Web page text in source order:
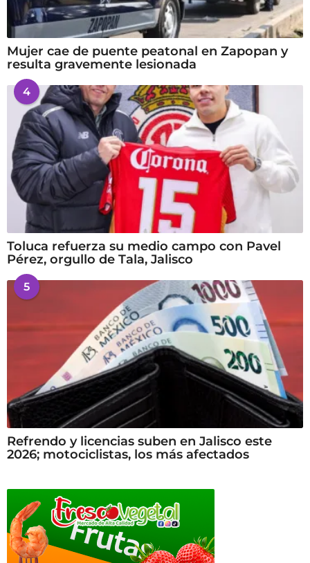
Mujer cae de puente peatonal en Zapopan y
resulta gravemente lesionada
4
Toluca refuerza su medio campo con Pavel
Pérez, orgullo de Tala, Jalisco
5
Refrendo y licencias suben en Jalisco este
2026; motociclistas, los más afectados